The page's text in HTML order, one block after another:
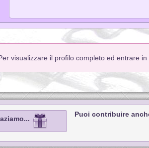
visualizzare il profilo completo ed entrare
Puoi contribuire